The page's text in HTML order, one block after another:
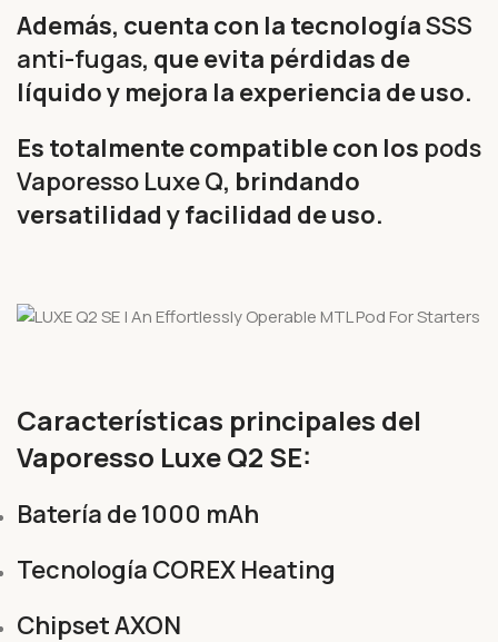
Además, cuenta con la tecnologíaSSS
anti-fugas, que evita pérdidas de
líquido y mejora la experiencia de uso.
Es totalmente compatible con los pods
Vaporesso Luxe Q, brindando
versatilidad y facilidad de uso.
Características principales del
Vaporesso Luxe Q2 SE:
Batería de 1000 mAh
Tecnología COREX Heating
Chipset AXON